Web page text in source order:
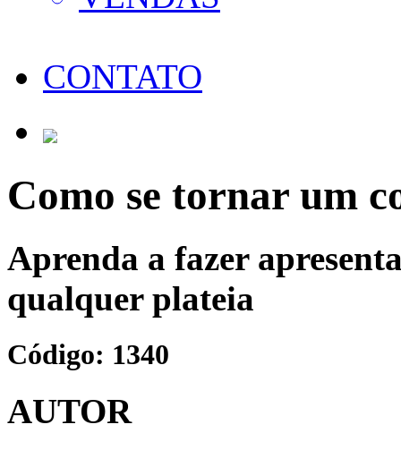
CONTATO
Como se tornar um
Aprenda a fazer
qualquer plateia
Código: 1340
AUTOR